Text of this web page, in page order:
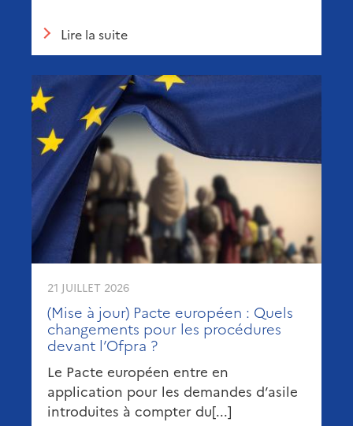
Lire la suite
(Mise à jour) Pacte européen : Quels
changements pour les procédures
devant l’Ofpra ?
21 JUILLET 2026
Le Pacte européen entre en
application pour les demandes d’asile
introduites à compter du[...]